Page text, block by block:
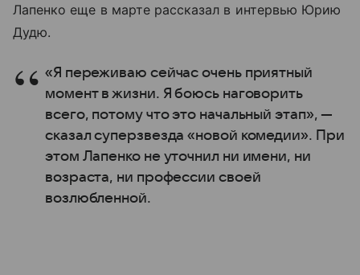
Лапенко еще в марте рассказал в интервью Юрию
Дудю.
«Я переживаю сейчас очень приятный
момент в жизни. Я боюсь наговорить
всего, потому что это начальный этап», —
сказал суперзвезда «новой комедии». При
этом Лапенко не уточнил ни имени, ни
возраста, ни профессии своей
возлюбленной.